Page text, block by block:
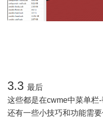
3.3 最后
这些都是在cwme中菜单栏
还有一些小技巧和功能需